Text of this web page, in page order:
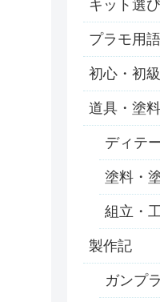
キット選
プラモ用
初心・初
道具・塗
ディテ
塗料・
組立・
製作記
ガンプ